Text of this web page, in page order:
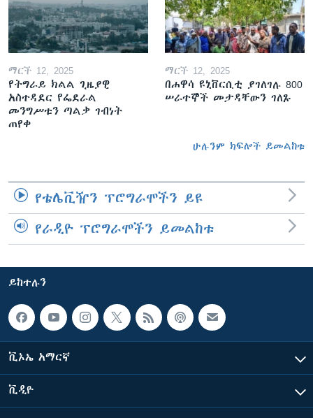
ማርች 12, 2025
የትግራይ ክልል ጊዜያዊ
አስተዳደር የፌደራል
መንግሥቱን ጣልቃ ገብነት
ጠየቀ
ማርች 12, 2025
በሐዋሳ ዩኒቨርሲቲ ያገለገሉ 800
ሠራተኞች መታዳቸውን ገለጹ
ሁሉንም ክፍሎች ይመልከቱ
የቴሌቪዥን ፕሮግራሞችን ይዩ
የራዲዮ ፕሮግራሞችን ይመልከቱ
ይከተሉን
ቪኦኤ አማርኛ
ቪዲዮ